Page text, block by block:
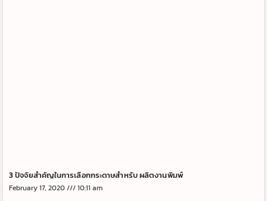
3 ปัจจัยสำคัญในการเลือกกระดาษสำหรับ ผลิตงานพิมพ์
February 17, 2020
10:11 am